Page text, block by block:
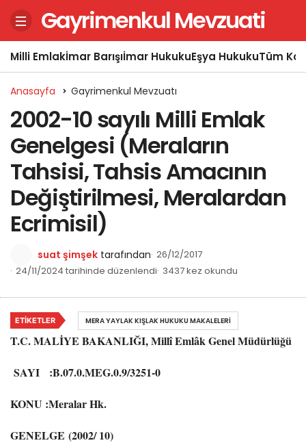
Gayrimenkul Mevzuati
Milli Emlakİmar Barışıİmar HukukuEşya HukukuTüm
Anasayfa Gayrimenkul Mevzuatı
2002-10 sayılı Milli Emlak
Genelgesi (Meraların
Tahsisi, Tahsis Amacının
Değiştirilmesi, Meralardan
Ecrimisil)
suat şimşek tarafından 26/12/2017
24/11/2024 tarihinde düzenlendi 3437 kez okundu
T.C.MALİYE BAKANLIĞI,Millî Emlâk Genel Müdürlüğü
SAYI :B.07.0.MEG.0.9/3251-0
KONU :Meralar Hk.
GENELGE (2002/ 10)
ETIKETLER MERA YAYLAK KIŞLAK HUKUKU MAKALELERI